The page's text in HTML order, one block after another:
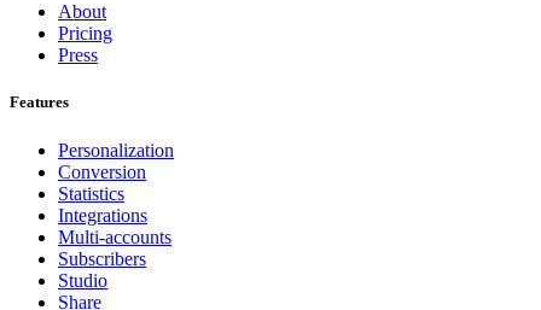
About
Pricing
Press
Features
Personalization
Conversion
Statistics
Integrations
Multi-accounts
Subscribers
Studio
Share